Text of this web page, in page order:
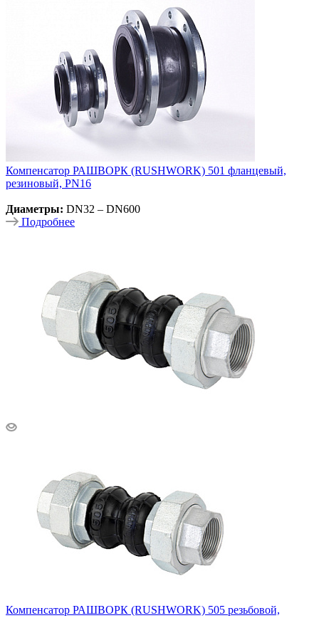
Компенсатор РАШВОРК (RUSHWORK) 501 фланцевый,
резиновый, PN16
Диаметры: DN32 – DN600
Подробнее
Компенсатор РАШВОРК (RUSHWORK) 505 резьбовой,